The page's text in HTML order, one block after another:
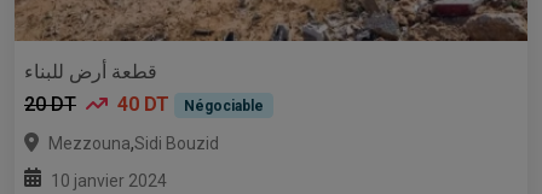
قطعة أرض للبناء
20 DT
40 DT Négociable
Mezzouna,Sidi Bouzid
10 janvier 2024